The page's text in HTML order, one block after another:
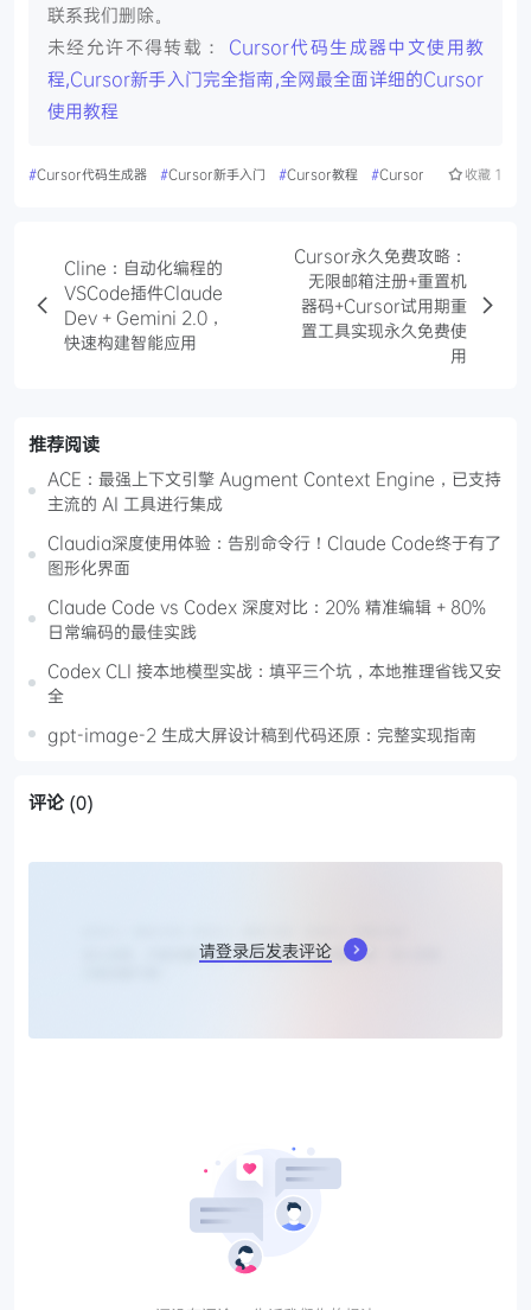
联系我们删除。
未经允许不得转载：
Cursor代码生成器中文使用教
程,Cursor新手入门完全指南,全网最全面详细的Cursor
使用教程
#Cursor代码生成器 #Cursor新手入门 #Cursor教程 #Cursor 收藏 1
Cline：自动化编程的
VSCode插件Claude
Dev + Gemini 2.0，
快速构建智能应用
Cursor永久免费攻略：
无限邮箱注册+重置机
器码+Cursor试用期重
置工具实现永久免费使
用
推荐阅读
ACE：最强上下文引擎 Augment Context Engine，已支持
主流的 AI 工具进行集成
Claudia深度使用体验：告别命令行！Claude Code终于有了
图形化界面
Claude Code vs Codex 深度对比：20% 精准编辑 + 80%
日常编码的最佳实践
Codex CLI 接本地模型实战：填平三个坑，本地推理省钱又安
全
gpt-image-2 生成大屏设计稿到代码还原：完整实现指南
评论 (0)
请登录后发表评论